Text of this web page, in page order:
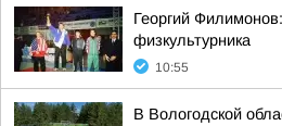
Георгий
физкультурника
10:55
В Вологодской